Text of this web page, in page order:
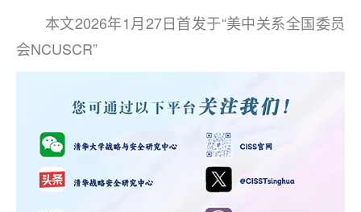
本文2026年1月27日首发于“美中关系全国委员
会NCUSCR”